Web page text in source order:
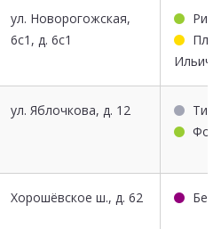
ул. Новорогожская,
6с1, д. 6с1
Ильича
ул. Яблочкова, д. 12
Хорошёвское ш., д. 62